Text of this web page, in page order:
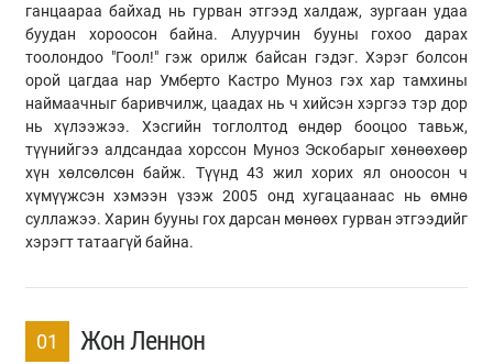
ганцаараа байхад нь гурван этгээд халдаж, зургаан удаа
буудан хороосон байна. Алуурчин бууны гохоо дарах
тоолондоо "Гоол!" гэж орилж байсан гэдэг. Хэрэг болсон
орой цагдаа нар Умберто Кастро Муноз гэх хар тамхины
наймаачныг баривчилж, цаадах нь ч хийсэн хэргээ тэр дор
нь хүлээжээ. Хэсгийн тоглолтод өндөр бооцоо тавьж,
түүнийгээ алдсандаа хорссон Муноз Эскобарыг хөнөөхөөр
хүн хөлсөлсөн байж. Түүнд 43 жил хорих ял оноосон ч
хүмүүжсэн хэмээн үзэж 2005 онд хугацаанаас нь өмнө
суллажээ. Харин бууны гох дарсан мөнөөх гурван этгээдийг
хэрэгт татаагүй байна.
01 Жон Леннон